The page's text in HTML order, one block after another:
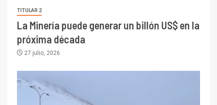
TITULAR 2
La Minería puede generar un billón US$ en la
próxima década
27 julio, 2026